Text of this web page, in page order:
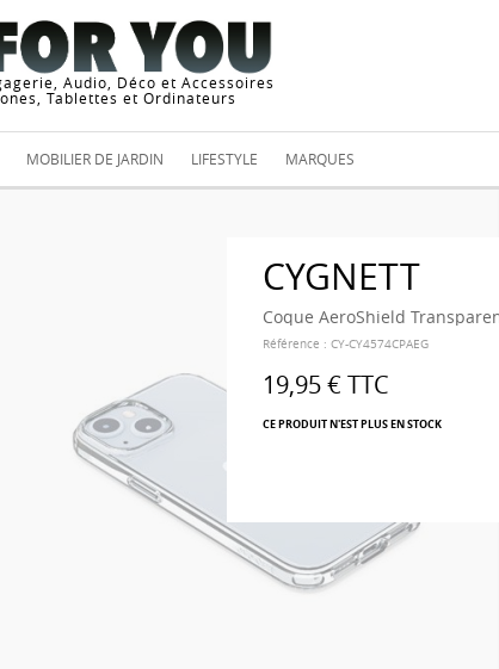
Audio, Déco et Accessoires
Tablettes et Ordinateurs
MOBILIER DE JARDIN LIFESTYLE MARQUES
CYGNETT
Coque AeroShield
Référence : CY-CY4574CPAEG
19,95 € TTC
CE PRODUIT N'EST PLUS EN STOCK